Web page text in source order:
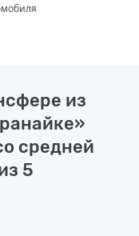
из
средней
5